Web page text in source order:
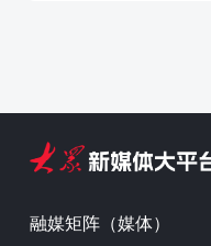
融媒矩阵（媒体）